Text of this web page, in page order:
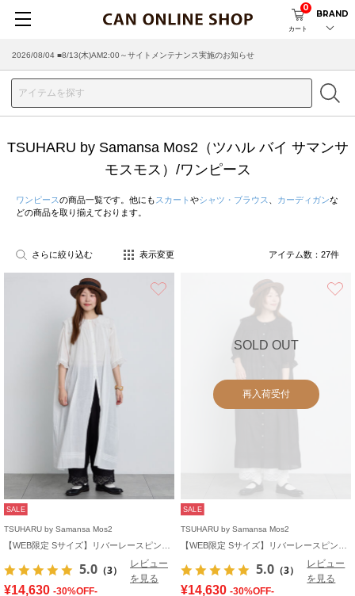
カート
0
BRAND
2026/08/04 ■8/13(木)AM2:00～サイトメンテナンス実施のお知らせ
TSUHARU by Samansa Mos2（ツハル バイ サマンサ
モスモス）/ワンピース
ワンピースの商品一覧です。他にも スカート やシャツ・ブラウス カーディガンな
どの商品を取り揃えております。
さらに絞り込む 表示変更 アイテム数： 27件
SALE
TSUHARU by Samansa Mos2
5.0 （3）
レビュー
を見る
¥14,630 -30%OFF-
SOLD OUT
再入荷受付
SALE
TSUHARU by Samansa Mos2
5.0 （3）
レビュー
を見る
¥14,630 -30%OFF-